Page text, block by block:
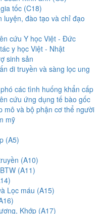
tốc (C18)
luyện, đào tạo và chỉ đạo
cứu Y học Việt - Đức
y học Việt - Nhật
sinh sản
di truyền và sàng lọc ung
các tình huống khẩn cấp
cứu ứng dụng tế bào gốc
mô và bộ phận cơ thể người
mỹ
(A5)
(A10)
(A11)
Lọc máu (A15)
Khớp (A17)